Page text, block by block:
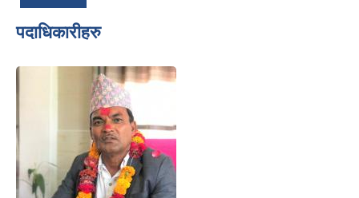
पदाधिकारीहरु